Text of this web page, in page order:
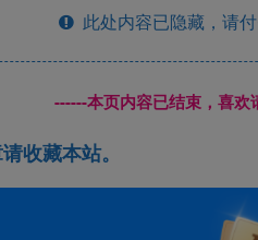
此处内容已隐藏，请
------本页内容已结束，喜欢
收藏本站。